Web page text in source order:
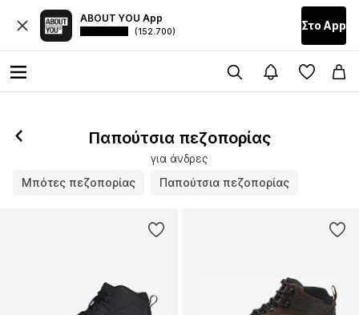
ABOUT YOU App
(152.700) Στο Αpp
Παπούτσια πεζοπορίας
για άνδρες
Μπότες πεζοπορίας
Παπούτσια πεζοπορίας